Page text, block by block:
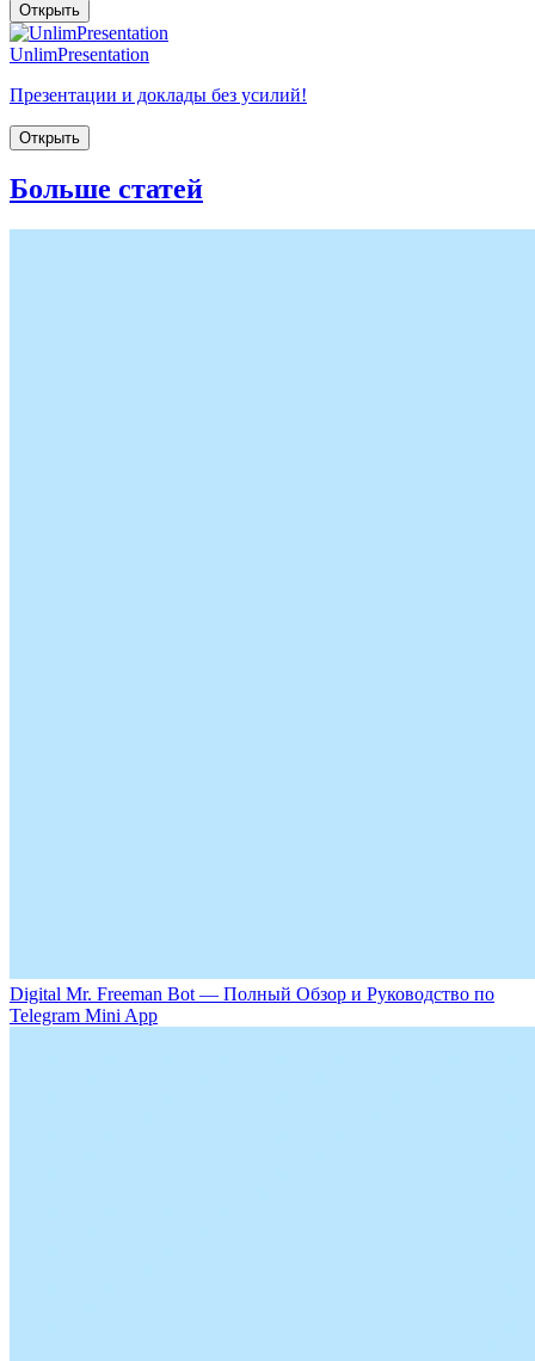
Открыть
UnlimPresentation
Презентации и доклады без усилий!
Открыть
Больше статей
Digital Mr. Freeman Bot — Полный Обзор и Руководство по
Telegram Mini App